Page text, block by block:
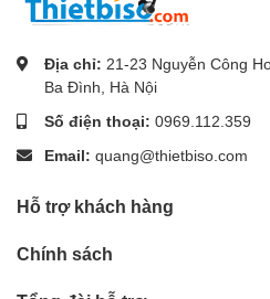
Địa chỉ: 21-23 Nguyễn Công
Ba Đình, Hà Nội
Số điện thoại: 0969.112.359
Email: quang@thietbiso.com
Hỗ trợ khách hàng
Chính sách